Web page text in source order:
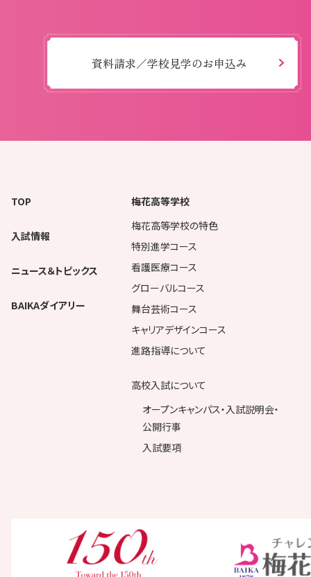
資料請求／学校見学のお申込み
TOP
入試情報
ニュース＆トピックス
BAIKAダイアリー
梅花高等学校
梅花高等学校の特色
特別進学コース
看護医療コース
グローバルコース
舞台芸術コース
キャリアデザインコース
進路指導について
高校入試について
オープンキャンパス・入試説明会・
公開行事
入試要項